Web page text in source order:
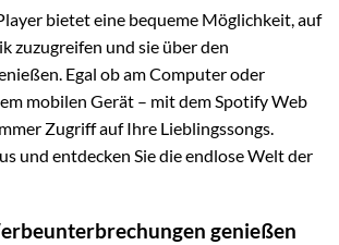
bietet eine bequeme Möglichkeit, auf
zuzugreifen und sie über den
Egal ob am Computer oder
mobilen Gerät – mit dem Spotify Web
Zugriff auf Ihre Lieblingssongs.
und entdecken Sie die endlose Welt der
genießen